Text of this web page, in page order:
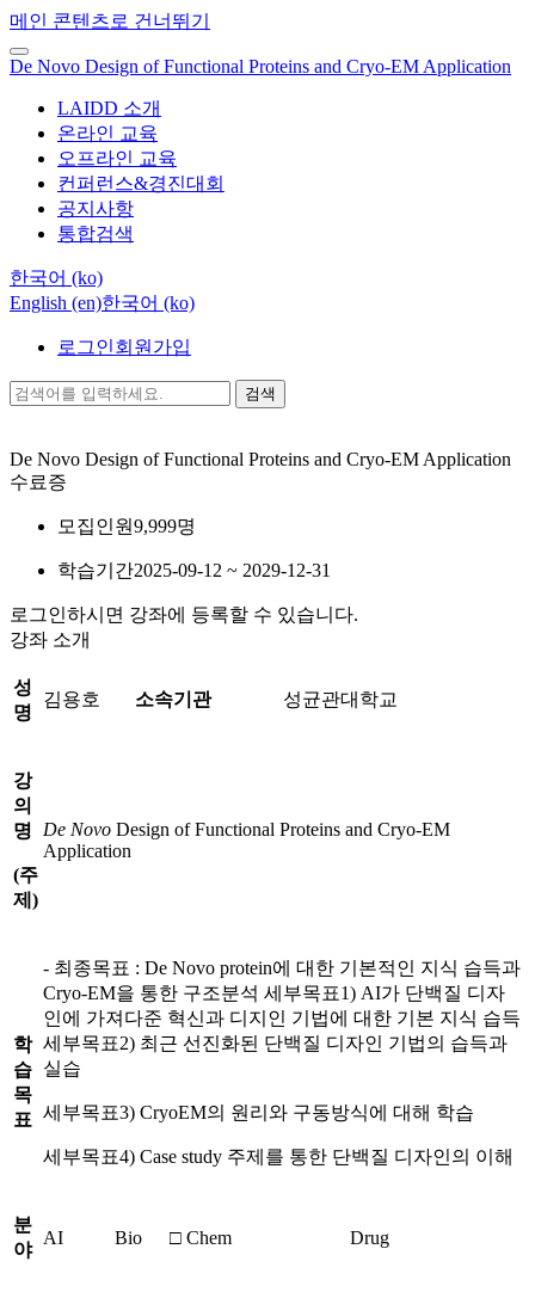
메인 콘텐츠로 건너뛰기
De Novo Design of Functional Proteins and Cryo-EM Application
LAIDD 소개
온라인 교육
오프라인 교육
컨퍼런스&경진대회
공지사항
통합검색
한국어 ‎(ko)‎
English ‎(en)‎한국어 ‎(ko)‎
로그인회원가입
검색
De Novo Design of Functional Proteins and Cryo-EM Application
수료증
모집인원9,999명
학습기간2025-09-12 ~ 2029-12-31
로그인하시면 강좌에 등록할 수 있습니다.
강좌 소개
성
명
김용호 소속기관 성균관대학교
강
의
명
(주
제 )
De Novo Design of Functional Proteins and Cryo-EM
Application
학
습
목
표
- 최종목표 : De Novo protein에 대한 기본적인 지식 습득과
Cryo-EM을 통한 구조분석 세부목표1) AI가 단백질 디자
인에 가져다준 혁신과 디지인 기법에 대한 기본 지식 습득
세부목표2) 최근 선진화된 단백질 디자인 기법의 습득과
실습
세부목표3) CryoEM의 원리와 구동방식에 대해 학습
세부목표4) Case study 주제를 통한 단백질 디자인의 이해
분
야
AI Bio □ Chem Drug